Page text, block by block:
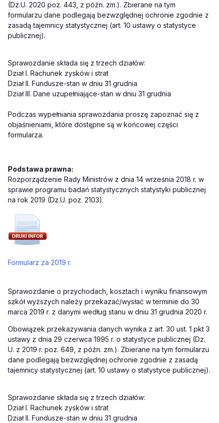
(Dz.U. 2020 poz. 443, z późn. zm.). Zbierane na tym
formularzu dane podlegają bezwzględnej ochronie zgodnie z
zasadą tajemnicy statystycznej (art. 10 ustawy o statystyce
publicznej).
Sprawozdanie składa się z trzech działów:
Dział I. Rachunek zysków i strat
Dział II. Fundusze-stan w dniu 31 grudnia
Dział III. Dane uzupełniające-stan w dniu 31 grudnia
Podczas wypełniania sprawozdania proszę zapoznać się z
objaśnieniami, które dostępne są w końcowej części
formularza.
Podstawa prawna:
Rozporządzenie Rady Ministrów z dnia 14 września 2018 r. w
sprawie programu badań statystycznych statystyki publicznej
na rok 2019 (Dz.U. poz. 2103).
Formularz za 2019 r.
Sprawozdanie o przychodach, kosztach i wyniku finansowym
szkół wyższych należy przekazać/wysłać w terminie do 30
marca 2019 r. z danymi według stanu w dniu 31 grudnia 2020 r.
Obowiązek przekazywania danych wynika z art. 30 ust. 1 pkt 3
ustawy z dnia 29 czerwca 1995 r. o statystyce publicznej (Dz.
U. z 2019 r. poz. 649, z późn. zm.). Zbierane na tym formularzu
dane podlegają bezwzględnej ochronie zgodnie z zasadą
tajemnicy statystycznej (art. 10 ustawy o statystyce publicznej).
Sprawozdanie składa się z trzech działów:
Dział I. Rachunek zysków i strat
Dział II. Fundusze-stan w dniu 31 grudnia